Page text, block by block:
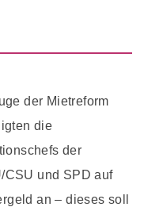
der Mietreform
die
der
CSU und SPD auf
an – dieses soll